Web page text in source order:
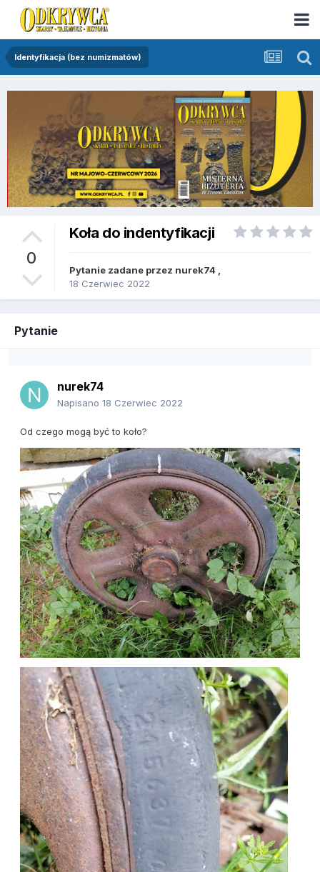
Identyfikacja (bez numizmatów)
0
Koła do indentyfikacji
Pytanie zadane przez nurek74
18 Czerwiec 2022
Pytanie
nurek74
Napisano 18 Czerwiec 2022
Od czego mogą być to koło?